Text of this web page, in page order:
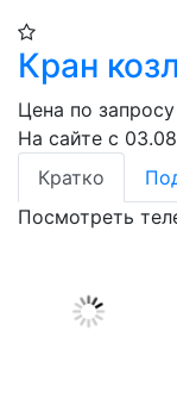
Кран
Цена по запросу
На сайте с
Кратко
Посмотреть